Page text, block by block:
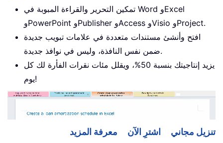
تمكين التحرير والقراءة المبوبة في Word وExcel
وPowerPoint وPublisher وAccess وVisio وProject.
افتح وأنشئ مستندات متعددة في علامات تبويب جديدة
ضمن نفس النافذة، وليس في نوافذ جديدة.
يزيد إنتاجيتك بنسبة 50%، ويقلل مئات نقرات الفأرة لك كل
يوم!
تنزيل مجاني اشترِ الآن معرفة المزيد